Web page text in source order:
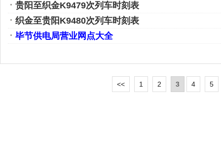
贵阳至织金K9479次列车时刻表
织金至贵阳K9480次列车时刻表
毕节供电局营业网点大全
<< 1 2 3 4 5